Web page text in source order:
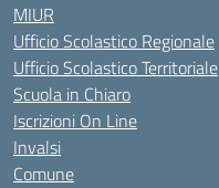
MIUR
Ufficio Scolastico Regionale
Ufficio Scolastico Territoriale
Scuola in Chiaro
Iscrizioni On Line
Invalsi
Comune